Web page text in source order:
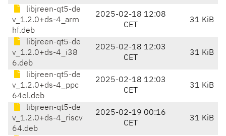
libjreen-qt5-de
v_1.2.0+ds-4_arm
hf.deb
2025-02-18 12:08
CET
31 KiB
libjreen-qt5-de
v_1.2.0+ds-4_i38
6.deb
2025-02-18 12:03
CET
31 KiB
libjreen-qt5-de
v_1.2.0+ds-4_ppc
64el.deb
2025-02-18 12:03
CET
31 KiB
libjreen-qt5-de
v_1.2.0+ds-4_riscv
64.deb
2025-02-19 00:16
CET
31 KiB